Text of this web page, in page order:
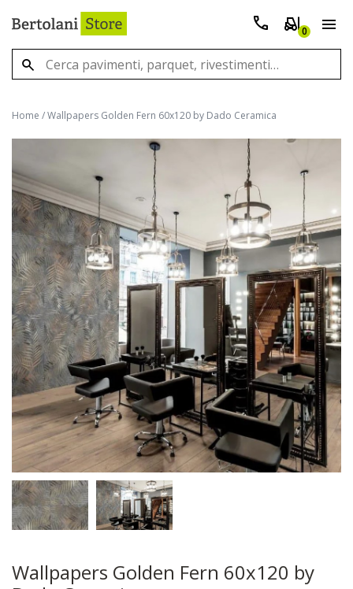
0
Home /Wallpapers Golden Fern 60x120 by Dado Ceramica
Wallpapers Golden Fern 60x120 by